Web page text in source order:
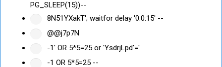
PG_SLEEP(15))--
8N51YXakT'; waitfor delay '0:0:15' --
@@j7p7N
-1' OR 5*5=25 or 'YsdrjLpd'='
-1 OR 5*5=25 --